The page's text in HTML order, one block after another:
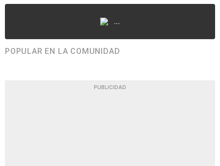
...
POPULAR EN LA COMUNIDAD
PUBLICIDAD